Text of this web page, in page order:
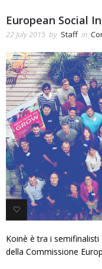
European Social
22 July 2015 by Staff in
3
Koinè è tra i
della Commissione